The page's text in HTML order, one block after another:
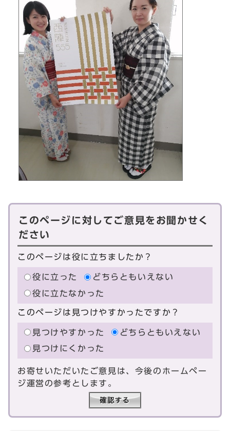
このページに対してご意見をお聞かせく
ださい
このページは役に立ちましたか？
役に立った
どちらともいえない
役に立たなかった
このページは見つけやすかったですか？
見つけやすかった
どちらともいえない
見つけにくかった
お寄せいただいたご意見は、今後のホームペー
ジ運営の参考とします。